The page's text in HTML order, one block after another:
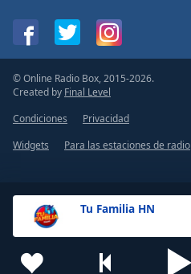
Tu Familia HN
© Online Radio Box, 2015-2026.
Created by Final Level
Condiciones
Privacidad
Widgets
Para las estaciones de radio